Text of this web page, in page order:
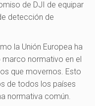
de DJI de equipar
detección de
la Unión Europea ha
normativo en el
que movernos. Esto
de todos los países
normativa común.